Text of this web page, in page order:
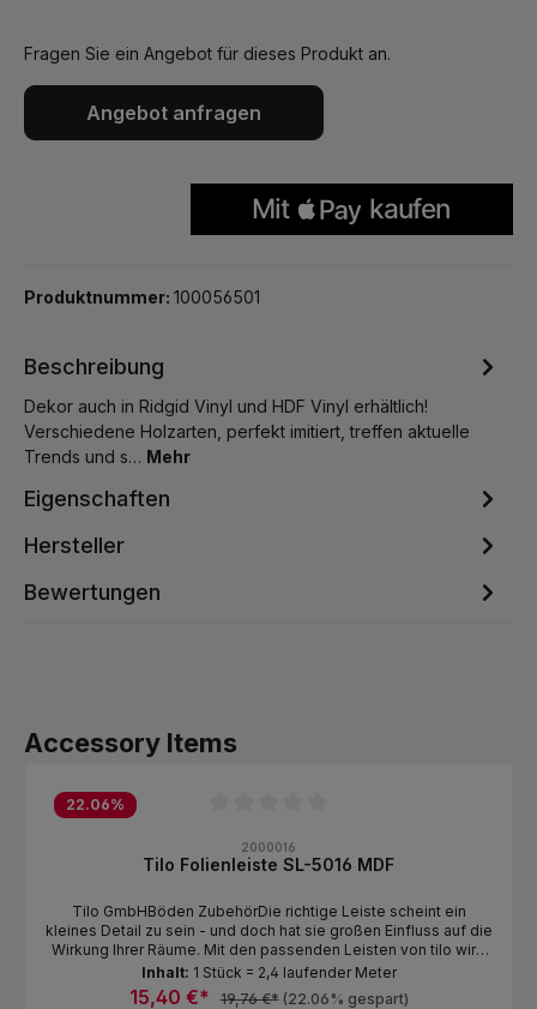
Fragen Sie ein Angebot für dieses Produkt an.
Angebot anfragen
Produktnummer: 100056501
Beschreibung
Dekor auch in Ridgid Vinyl und HDF Vinyl erhältlich!
Verschiedene Holzarten, perfekt imitiert, treffen aktuelle
Trends und s… Mehr
Eigenschaften
Hersteller
Bewertungen
Produktgalerie überspringen
Accessory Items
22.06%
2000016
Tilo Folienleiste SL-5016 MDF
Tilo GmbHBöden ZubehörDie richtige Leiste scheint ein
kleines Detail zu sein - und doch hat sie großen Einfluss auf die
Wirkung Ihrer Räume. Mit den passenden Leisten von tilo wird
Ihr Wohnstil bis in jeden Winkel Ihres Zuhauses spürbar - jetzt
auch in Feuchträumen. Unsere Leisten schließen den Raum ab
15,40 €* 19,76 €* (22.06% gespart)
Inhalt: 1 Stück = 2,4 laufender Meter